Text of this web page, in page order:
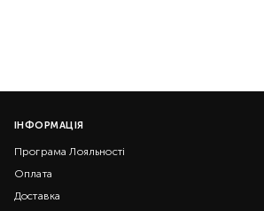
ІНФОРМАЦІЯ
Програма Лояльності
Оплата
Доставка